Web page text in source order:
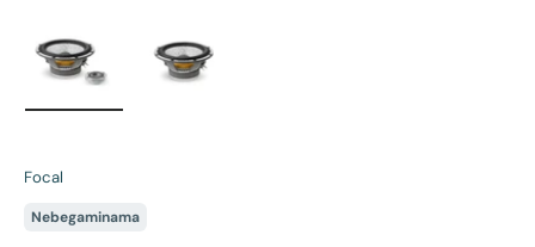
Focal
Nebegaminama